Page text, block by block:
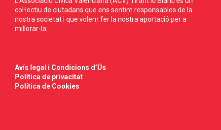
col·lectiu de ciutadans que ens sentim responsables de la
nostra societat i que volem fer la nostra aportació per a
millorar-la.
Avís legal i Condicions d’Ús
Política de privacitat
Política de Cookies